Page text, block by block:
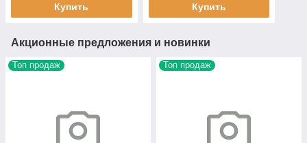
Купить Купить
Акционные предложения и новинки
Топ продаж Топ продаж